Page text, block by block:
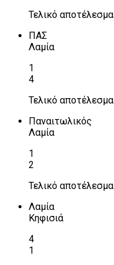
Τελικό αποτέλεσμα
ΠΑΣ
Λαμία
1
4
Τελικό αποτέλεσμα
Παναιτωλικός
Λαμία
1
2
Τελικό αποτέλεσμα
Λαμία
Κηφισιά
4
1